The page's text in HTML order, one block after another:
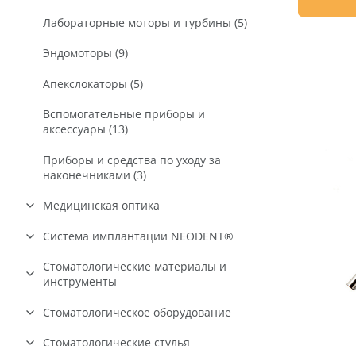
система (2)
Насадки к VarioSurg (38)
Аппарат для измерения стабильности
имплантатов (3)
Приборы для профессиональной
чистки зубов (12)
Лабораторные моторы и турбины (5)
Эндомоторы (9)
Апекслокаторы (5)
Вспомогательные приборы и
аксессуары (13)
Приборы и средства по уходу за
наконечниками (3)
Медицинская оптика
Микроскопы (15)
Бинокулярные лупы (25)
техноскопы (2)
Система имплантации NEODENT®
Имплантаты
Циркониевые имплантаты (6)
Имплантаты NeoPoros
Стоматологические материалы и
инструменты
Инструменты
Инструменты хирургические (93)
Хирургия и пародонтология
Стоматологическое оборудование
CAD CAM системы и расходные
Стоматологические стулья